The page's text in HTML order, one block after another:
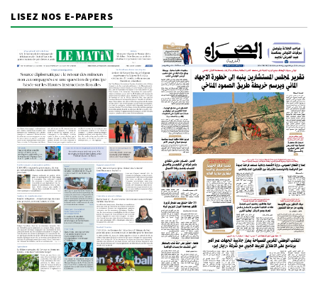
LISEZ NOS E-PAPERS